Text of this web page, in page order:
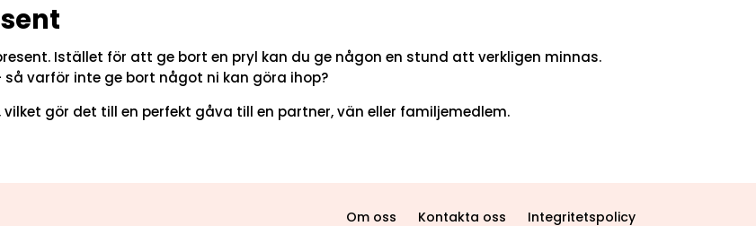
Istället för att ge bort en pryl kan du ge någon en stund att verkligen minnas.
varför inte ge bort något ni kan göra ihop?
gör det till en perfekt gåva till en partner, vän eller familjemedlem.
Om oss Kontakta oss Integritetspolicy